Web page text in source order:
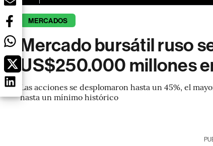
MERCADOS
Mercado bursátil ruso
US$250.000 millones
Las acciones se desplomaron hasta un 45%, el
hasta un mínimo histórico